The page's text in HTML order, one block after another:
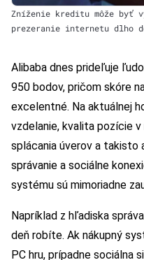
Zníženie kreditu môže byť
prezeranie internetu dlho
Alibaba dnes prideľuje
950 bodov, pričom skóre
excelentné. Na aktuálnej
vzdelanie, kvalita pozície
splácania úverov a takisto
správanie a sociálne
systému sú mimoriadne
Napríklad z hľadiska
deň robíte. Ak nákupný
PC hru, prípadne sociálna